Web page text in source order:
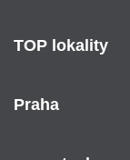
TOP lokality
Praha